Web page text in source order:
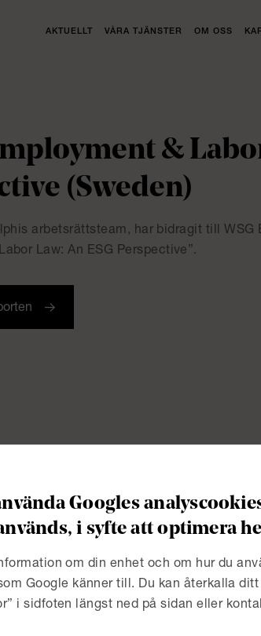
AKTUELLT VÅRA TJÄNSTER OM OSS
&
(Sweden)
arbetsrättsteam, har bidragit till WSG
Law: An ESG Perspective”.
Management
Googles
i syfte att optimera
om din enhet och om hur du
Google känner till. Du kan återkalla
i sidfoten längst ned på sidan eller